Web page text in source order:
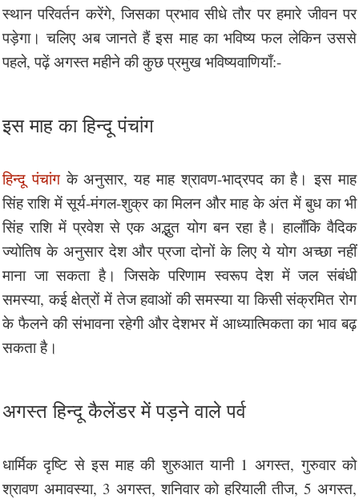
स्थान परिवर्तन करेंगे, जिसका प्रभाव सीधे तौर पर हमारे जीवन पर
पड़ेगा। चलिए अब जानते हैं इस माह का भविष्य फल लेकिन उससे
पहले, पढ़ें अगस्त महीने की कुछ प्रमुख भविष्यवाणियाँ:-
इस माह का हिन्दू पंचांग
हिन्दू पंचांगके अनुसार, यह माह श्रावण-भाद्रपद का है। इस माह
सिंह राशि में सूर्य-मंगल-शुक्र का मिलन और माह के अंत में बुध का भी
सिंह राशि में प्रवेश से एक अद्भुत योग बन रहा है। हालाँकि वैदिक
ज्योतिष के अनुसार देश और प्रजा दोनों के लिए ये योग अच्छा नहीं
माना जा सकता है। जिसके परिणाम स्वरूप देश में जल संबंधी
समस्या, कई क्षेत्रों में तेज हवाओं की समस्या या किसी संक्रमित रोग
के फैलने की संभावना रहेगी और देशभर में आध्यात्मिकता का भाव बढ़
सकता है।
अगस्त हिन्दू कैलेंडर में पड़ने वाले पर्व
धार्मिक दृष्टि से इस माह की शुरुआत यानी 1 अगस्त, गुरुवार को
श्रावण अमावस्या, 3 अगस्त, शनिवार को हरियाली तीज, 5 अगस्त,